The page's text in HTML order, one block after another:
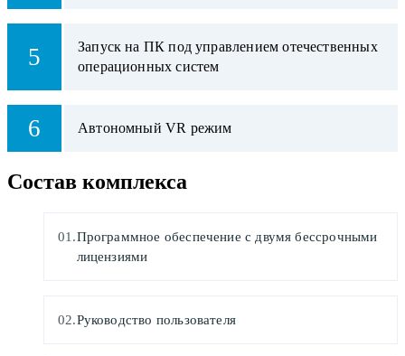
5
Запуск на ПК под управлением отечественных
операционных систем
6 Автономный VR режим
Состав комплекса
Программное обеспечение с двумя бессрочными
лицензиями
Руководство пользователя